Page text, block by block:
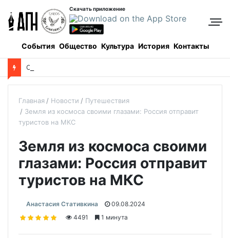
Скачать приложение
События Общество Культура История Контакты
Главная Новости
Путешествия
Земля из космоса своими глазами: Россия отправит
туристов на МКС
Земля из космоса своими
глазами: Россия отправит
туристов на МКС
Анастасия Стативкина
09.08.2024
4491
1 минута